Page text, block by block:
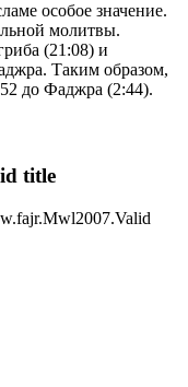
особое значение.
молитвы.
(21:08) и
Таким образом,
до Фаджра (2:44).
title